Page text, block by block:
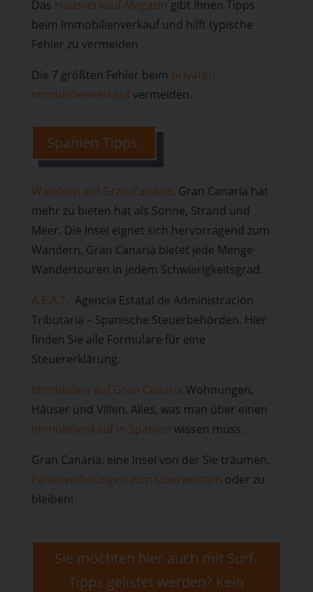
Das Hausverkauf-Magazin gibt Ihnen Tipps
beim Immobilienverkauf und hilft typische
Fehler zu vermeiden
Die 7 größten Fehler beim privaten
Immobilienverkaufvermeiden.
Spanien-Tipps:
Wandern auf Gran Canaria. Gran Canaria hat
mehr zu bieten hat als Sonne, Strand und
Meer. Die Insel eignet sich hervorragend zum
Wandern, Gran Canaria bietet jede Menge
Wandertouren in jedem Schwierigkeitsgrad.
A.E.A.T. Agencia Estatal de Administración
Tributaria – Spanische Steuerbehörden. Hier
finden Sie alle Formulare für eine
Steuererklärung.
Immobilien auf Gran Canaria Wohnungen,
Häuser und Villen. Alles, was man über einen
Immobilienkauf in Spanien wissen muss.
Gran Canaria, eine Insel von der Sie träumen.
Ferienwohnungen zum Überwintern oder zu
bleiben!
Sie möchten hier auch mit Surf-
Tipps gelistet werden? Kein